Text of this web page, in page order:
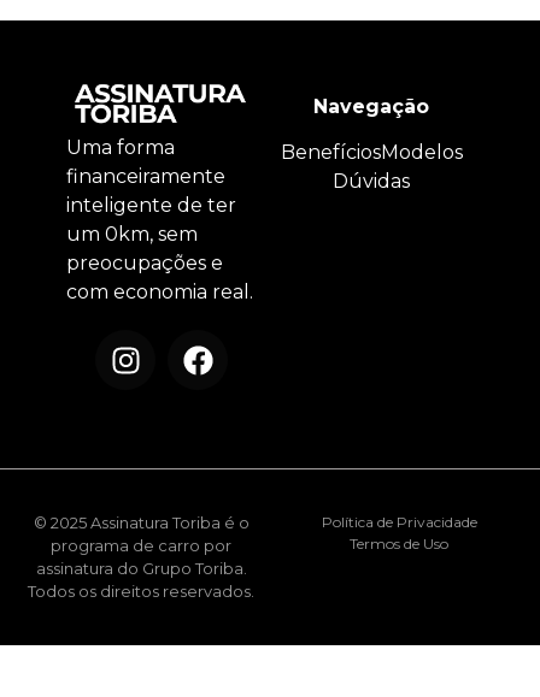
Uma forma
financeiramente
inteligente de ter
um 0km, sem
preocupações e
com economia real.
Navegação
BenefíciosModelos
Dúvidas
© 2025 Assinatura Toriba é o
programa de carro por
assinatura do Grupo Toriba.
Todos os direitos reservados.
Política de Privacidade
Termos de Uso